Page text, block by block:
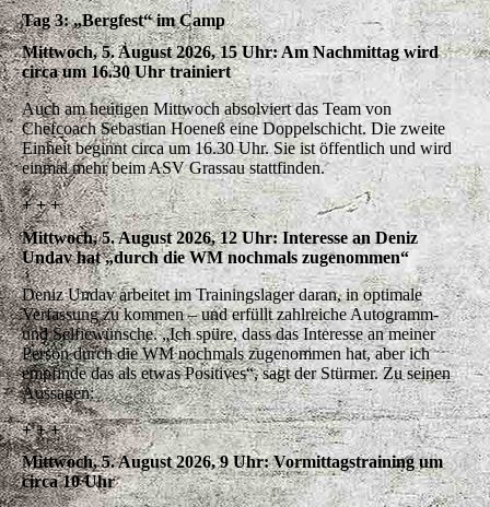
Tag 3: „Bergfest“ im Camp
Mittwoch, 5. August 2026, 15 Uhr: Am Nachmittag wird
circa um 16.30 Uhr trainiert
Auch am heutigen Mittwoch absolviert das Team von
Chefcoach Sebastian Hoeneß eine Doppelschicht. Die zweite
Einheit beginnt circa um 16.30 Uhr. Sie ist öffentlich und wird
einmal mehr beim ASV Grassau stattfinden.
+ + +
Mittwoch, 5. August 2026, 12 Uhr: Interesse an Deniz
Undav hat „durch die WM nochmals zugenommen“
Deniz Undav arbeitet im Trainingslager daran, in optimale
Verfassung zu kommen – und erfüllt zahlreiche Autogramm-
und Selfiewünsche. „Ich spüre, dass das Interesse an meiner
Person durch die WM nochmals zugenommen hat, aber ich
empfinde das als etwas Positives“, sagt der Stürmer. Zu seinen
Aussagen:
+ + +
Mittwoch, 5. August 2026, 9 Uhr: Vormittagstraining um
circa 10 Uhr